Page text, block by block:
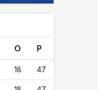
O P
18 47